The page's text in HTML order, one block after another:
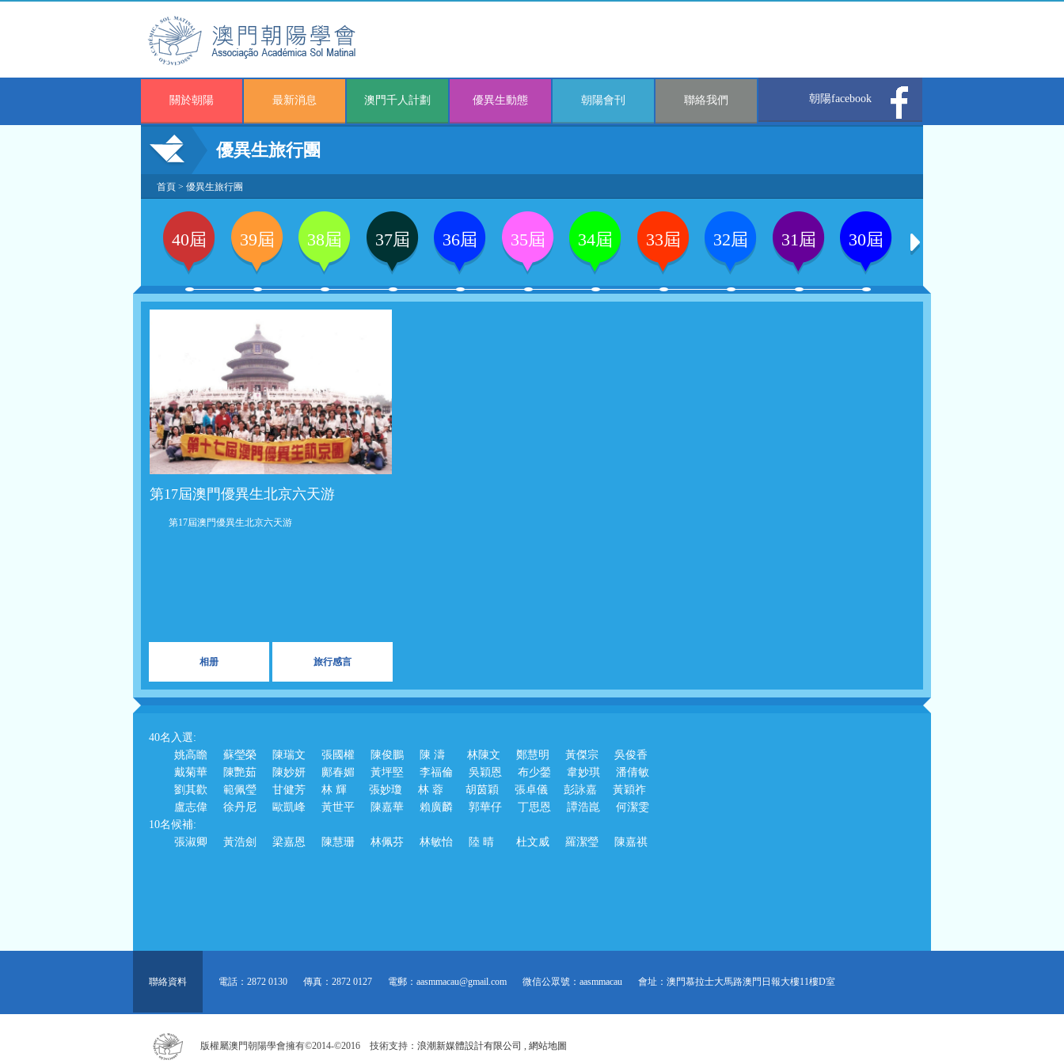
關於朝陽 最新消息 澳門千人計劃 優異生動態 朝陽會刊 聯絡我們 朝陽facebook
優異生旅行團
首頁 > 優異生旅行團
40屆 39屆 38屆 37屆 36屆 35屆 34屆 33屆 32屆 31屆 30屆
第17屆澳門優異生北京六天游
第17屆澳門優異生北京六天游
相册 旅行感言
40名入選:
姚高瞻 蘇瑩榮 陳瑞文 張國權 陳俊鵬 陳 濤 林陳文 鄭慧明 黃傑宗 吳俊香
戴菊華 陳艷茹 陳妙妍 鄺春媚 黃坪堅 李福倫 吳穎恩 布少鎣 韋妙琪 潘倩敏
劉其歡 範佩瑩 甘健芳 林 輝 張妙瓊 林 蓉 胡茵穎 張卓儀 彭詠嘉 黃穎祚
盧志偉 徐丹尼 歐凱峰 黃世平 陳嘉華 賴廣麟 郭華仔 丁思恩 譚浩崑 何潔雯
10名候補:
張淑卿 黃浩劍 梁嘉恩 陳慧珊 林佩芬 林敏怡 陸 晴 杜文威 羅潔瑩 陳嘉祺
聯絡資料 電話：2872 0130 傳真：2872 0127 電郵：aasmmacau@gmail.com 微信公眾號：aasmmacau 會址：澳門慕拉士大馬路澳門日報大樓11樓D室
版權屬澳門朝陽學會擁有©2014-©2016 技術支持： 浪潮新媒體設計有限公司 , 網站地圖